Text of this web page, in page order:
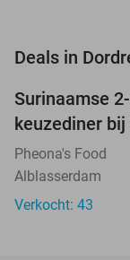
Deals in
Surinaamse
keuzediner bij
Pheona's Food
Alblasserdam
Verkocht: 43